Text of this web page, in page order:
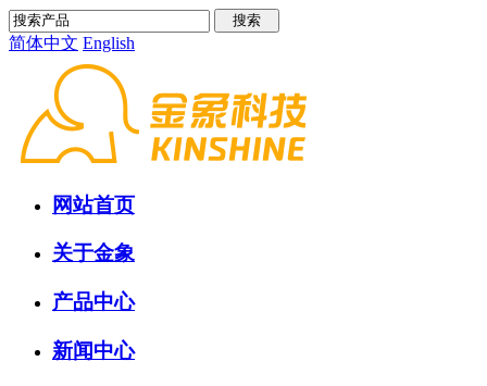
简体中文 English
网站首页
关于金象
产品中心
新闻中心